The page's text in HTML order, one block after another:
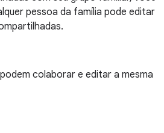
pessoa da família pode editar
colaborar e editar a mesma